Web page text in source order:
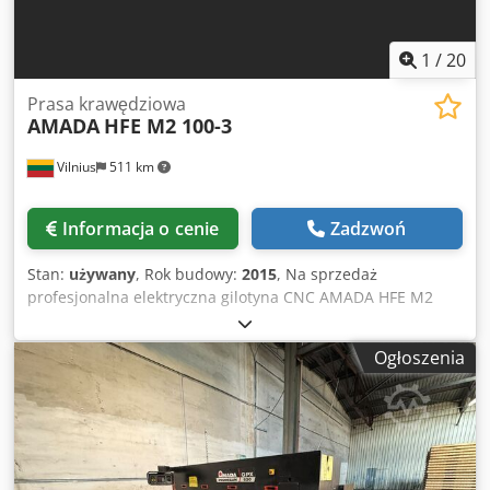
1 /20
Vilnius 511 km
Prasa krawędziowa
AMADA HFE M2 100-3
Informacja o cenie Zadzwoń
Stan: używany, Rok budowy: 2015, Na sprzedaż
profesjonalna elektryczna gilotyna CNC AMADA HFE M2
100-3. Cedpfx Aszrwc Dobgjha Bardzo cicha praca dzięki
napędowi elektrycznemu. Maszyna w pełni sprawna,
regularnie serwisowana przez firmę Amada. Możliwość
oględzin i przetestowania. Maszyna sprzedawana bez
narzędzi. Możemy zaoferować nowe narzędzia,
dostosowane do Państwa potrzeb. Podstawowe informacje:
Producent: AMADA Model: HFE M2 100-3 Data produkcji:
2015.06 Siła zginania: 100 T (1000 kN) Długość robocza:
Ogłoszenia